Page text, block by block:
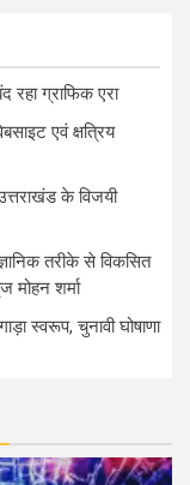
रहा ग्राफिक एरा
एवं क्षत्रिय
के विजयी
तरीके से विकसित
मोहन शर्मा
स्वरूप, चुनावी घोषाणा